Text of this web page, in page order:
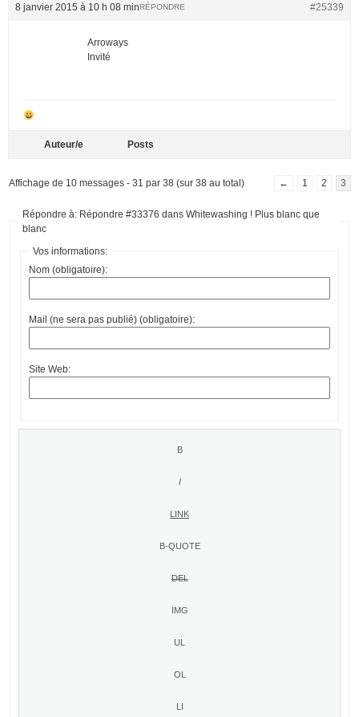
8 janvier 2015 à 10 h 08 min #25339
RÉPONDRE
Arroways
Invité
Auteur/e Posts
Affichage de 10 messages - 31 par 38 (sur 38 au total) ← 1 2 3
Répondre à: Répondre #33376 dans Whitewashing ! Plus blanc que
blanc
Vos informations:
Nom (obligatoire):
Mail (ne sera pas publié) (obligatoire):
Site Web: